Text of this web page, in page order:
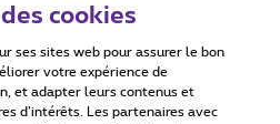
Accessibility statement
cookies
ses sites web pour assurer le bon
votre expérience de
et adapter leurs contenus et
d’intérêts. Les partenaires avec